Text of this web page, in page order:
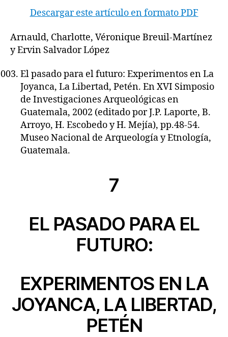
Descargar este artículo en formato PDF
Arnauld, Charlotte, Véronique Breuil-Martínez
y Ervin Salvador López
El pasado para el futuro: Experimentos en La
Joyanca, La Libertad, Petén. En XVI Simposio
de Investigaciones Arqueológicas en
Guatemala, 2002 (editado por J.P. Laporte, B.
Arroyo, H. Escobedo y H. Mejía), pp.48-54.
Museo Nacional de Arqueología y Etnología,
Guatemala.
7
EL PASADO PARA EL
FUTURO:
EXPERIMENTOS EN LA
JOYANCA, LA LIBERTAD,
PETÉN